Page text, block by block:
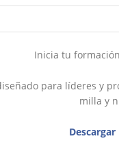
Inicia tu
para líderes y
milla y